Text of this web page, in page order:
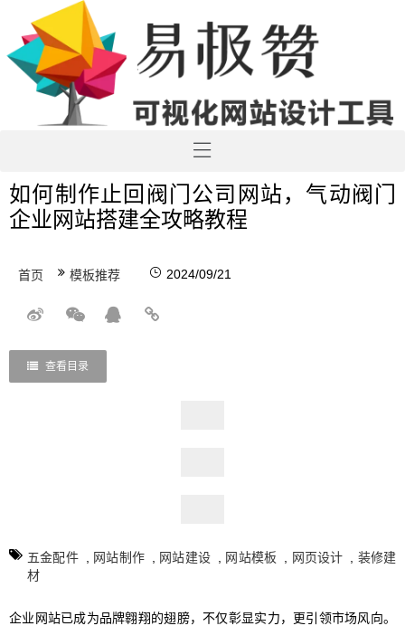
如何制作止回阀门公司网站，气动阀门
企业网站搭建全攻略教程
首页 模板推荐 2024/09/21
查看目录
五金配件 网站制作 网站建设 网站模板 网页设计
装修建
材
企业网站已成为品牌翱翔的翅膀，不仅彰显实力，更引领市场风向。